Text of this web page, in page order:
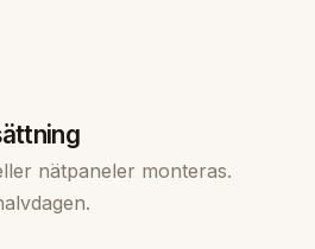
nätpaneler monteras.